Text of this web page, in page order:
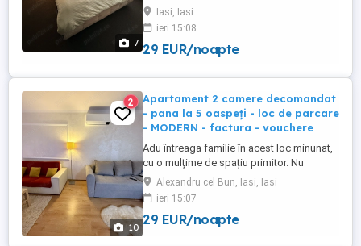
7
plata cu vochere de vacanță - se oferă
factura whatsapp: zero șapte patru noua
cinci cinci opt șapte zero cinci Descoperă
confortul de acasă în apartamentele AB
zone din Iași Palas, ...
Iasi, Iasi
ieri 15:08
29 EUR/noapte
10
2
Apartament 2 camere decomandat
- pana la 5 oaspeți - loc de parcare
- MODERN - factura - vouchere
Adu întreaga familie în acest loc minunat,
cu o mulțime de spațiu primitor. Nu
Raspundem in timp util aici? Sau ai mai
multe întrebări? HAI pe #abhomesiasi si
ajutam acolo cât de repede! Apartament
cu 2 camere by AB HOMES IASI, situat în
Alexandru cel Bun, Iasi, Iasi
ieri 15:07
29 EUR/noapte